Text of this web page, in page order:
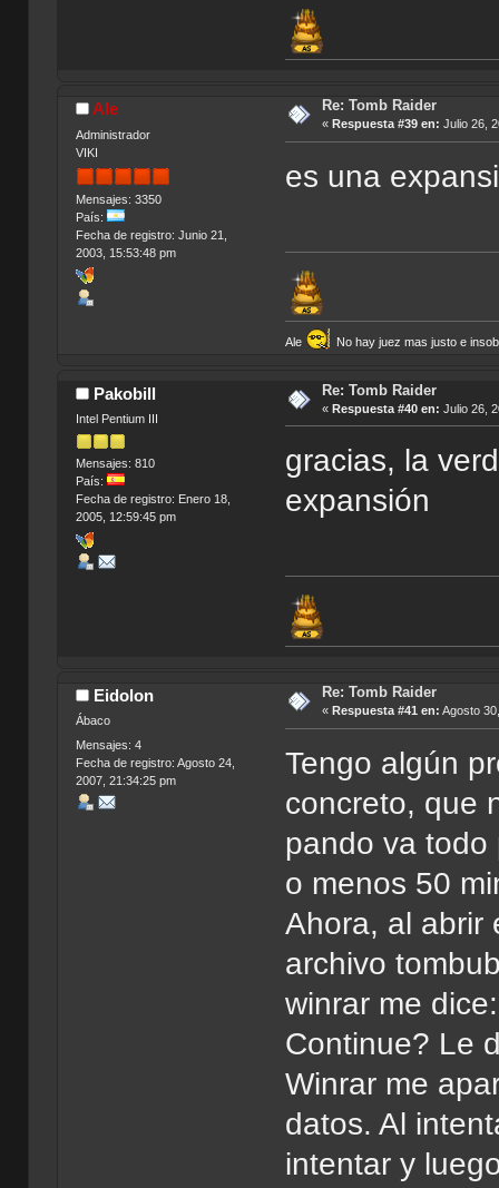
Ale
Administrador
VIKI
Mensajes: 3350
País:
Fecha de registro: Junio 21,
2003, 15:53:48 pm
Re: Tomb Raider
« Respuesta #39 en: Julio 26,
es una
Ale No hay juez mas justo e
Pakobill
Intel Pentium III
Mensajes: 810
País:
Fecha de registro: Enero 18,
2005, 12:59:45 pm
Re: Tomb Raider
« Respuesta #40 en: Julio 26,
gracias, la
expansión
Eidolon
Ábaco
Mensajes: 4
Fecha de registro: Agosto 24,
2007, 21:34:25 pm
Re: Tomb Raider
« Respuesta #41 en: Agosto
Tengo algún
concreto, que
pando va todo
o menos 50
Ahora, al abrir
archivo
winrar me
Continue? Le
Winrar me
datos. Al
intentar y